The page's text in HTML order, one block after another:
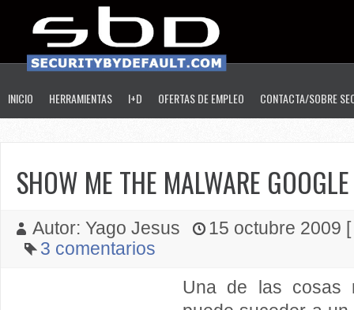
INICIO HERRAMIENTAS I+D OFERTAS DE EMPLEO CONTACTA/SOBRE
SHOW ME THE MALWARE
Autor: Yago Jesus
15 octubre 2009
3 comentarios
Una de las cosas